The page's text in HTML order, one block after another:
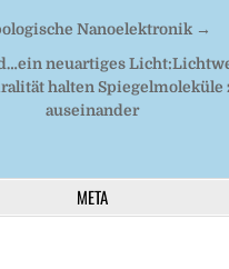
Nanoelektronik →
neuartiges
halten Spiegelmoleküle
auseinander
META